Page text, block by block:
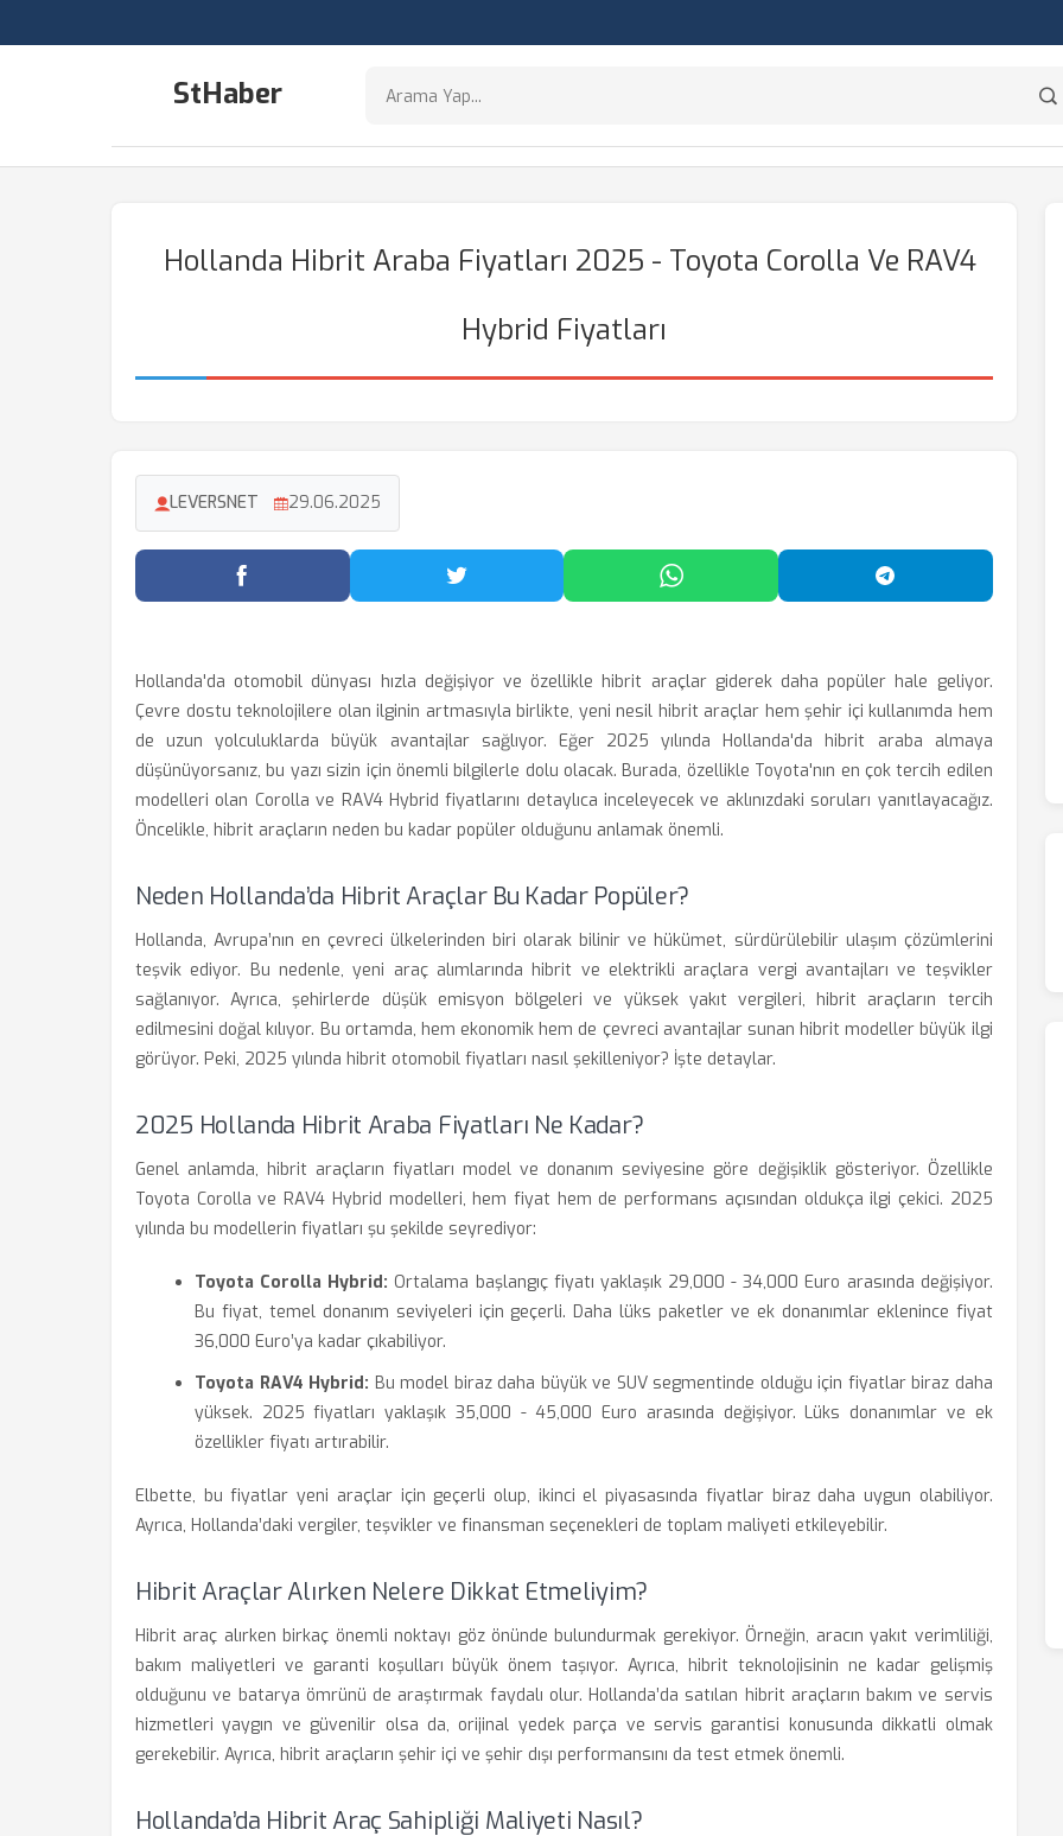
StHaber
Hollanda Hibrit Araba Fiyatları 2025 - Toyota Corolla Ve RAV4
Hybrid Fiyatları
LEVERSNET 29.06.2025
Facebook'ta Paylaş Twitter'da Paylaş WhatsApp'ta Paylaş Telegram'da
Hollanda'da otomobil dünyası hızla değişiyor ve özellikle hibrit araçlar giderek daha popüler hale geliyor.
Çevre dostu teknolojilere olan ilginin artmasıyla birlikte, yeni nesil hibrit araçlar hem şehir içi kullanımda hem
de uzun yolculuklarda büyük avantajlar sağlıyor. Eğer 2025 yılında Hollanda'da hibrit araba almaya
düşünüyorsanız, bu yazı sizin için önemli bilgilerle dolu olacak. Burada, özellikle Toyota'nın en çok tercih edilen
modelleri olan Corolla ve RAV4 Hybrid fiyatlarını detaylıca inceleyecek ve aklınızdaki soruları yanıtlayacağız.
Öncelikle, hibrit araçların neden bu kadar popüler olduğunu anlamak önemli.
Neden Hollanda’da Hibrit Araçlar Bu Kadar Popüler?
Hollanda, Avrupa’nın en çevreci ülkelerinden biri olarak bilinir ve hükümet, sürdürülebilir ulaşım çözümlerini
teşvik ediyor. Bu nedenle, yeni araç alımlarında hibrit ve elektrikli araçlara vergi avantajları ve teşvikler
sağlanıyor. Ayrıca, şehirlerde düşük emisyon bölgeleri ve yüksek yakıt vergileri, hibrit araçların tercih
edilmesini doğal kılıyor. Bu ortamda, hem ekonomik hem de çevreci avantajlar sunan hibrit modeller büyük ilgi
görüyor. Peki, 2025 yılında hibrit otomobil fiyatları nasıl şekilleniyor? İşte detaylar.
2025 Hollanda Hibrit Araba Fiyatları Ne Kadar?
Genel anlamda, hibrit araçların fiyatları model ve donanım seviyesine göre değişiklik gösteriyor. Özellikle
Toyota Corolla ve RAV4 Hybrid modelleri, hem fiyat hem de performans açısından oldukça ilgi çekici. 2025
yılında bu modellerin fiyatları şu şekilde seyrediyor:
Toyota Corolla Hybrid: Ortalama başlangıç fiyatı yaklaşık 29,000 - 34,000 Euro arasında değişiyor.
Bu fiyat, temel donanım seviyeleri için geçerli. Daha lüks paketler ve ek donanımlar eklenince fiyat
36,000 Euro’ya kadar çıkabiliyor.
Toyota RAV4 Hybrid: Bu model biraz daha büyük ve SUV segmentinde olduğu için fiyatlar biraz daha
yüksek. 2025 fiyatları yaklaşık 35,000 - 45,000 Euro arasında değişiyor. Lüks donanımlar ve ek
özellikler fiyatı artırabilir.
Elbette, bu fiyatlar yeni araçlar için geçerli olup, ikinci el piyasasında fiyatlar biraz daha uygun olabiliyor.
Ayrıca, Hollanda’daki vergiler, teşvikler ve finansman seçenekleri de toplam maliyeti etkileyebilir.
Hibrit Araçlar Alırken Nelere Dikkat Etmeliyim?
Hibrit araç alırken birkaç önemli noktayı göz önünde bulundurmak gerekiyor. Örneğin, aracın yakıt verimliliği,
bakım maliyetleri ve garanti koşulları büyük önem taşıyor. Ayrıca, hibrit teknolojisinin ne kadar gelişmiş
olduğunu ve batarya ömrünü de araştırmak faydalı olur. Hollanda’da satılan hibrit araçların bakım ve servis
hizmetleri yaygın ve güvenilir olsa da, orijinal yedek parça ve servis garantisi konusunda dikkatli olmak
gerekebilir. Ayrıca, hibrit araçların şehir içi ve şehir dışı performansını da test etmek önemli.
Hollanda’da Hibrit Araç Sahipliği Maliyeti Nasıl?